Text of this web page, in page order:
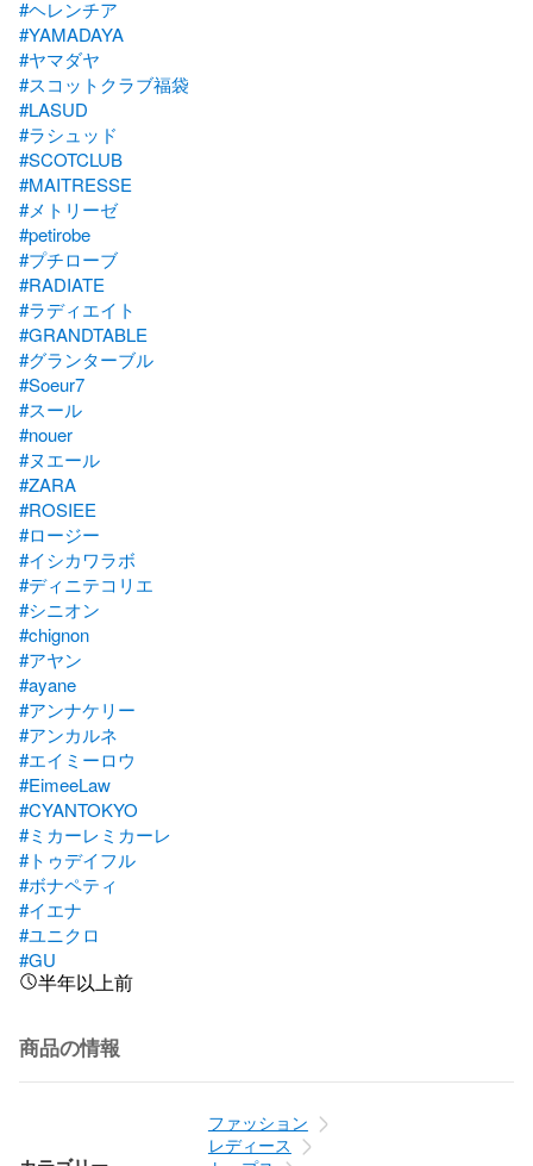
#ヘレンチア
#YAMADAYA
#ヤマダヤ
#スコットクラブ福袋
#LASUD
#ラシュッド
#SCOTCLUB
#MAITRESSE
#メトリーゼ
#petirobe
#プチローブ
#RADIATE
#ラディエイト
#GRANDTABLE
#グランターブル
#Soeur7
#スール
#nouer
#ヌエール
#ZARA
#ROSIEE
#ロージー
#イシカワラボ
#ディニテコリエ
#シニオン
#chignon
#アヤン
#ayane
#アンナケリー
#アンカルネ
#エイミーロウ
#EimeeLaw
#CYANTOKYO
#ミカーレミカーレ
#トゥデイフル
#ボナペティ
#イエナ
#ユニクロ
#GU
半年以上前
商品の情報
ファッション
レディース